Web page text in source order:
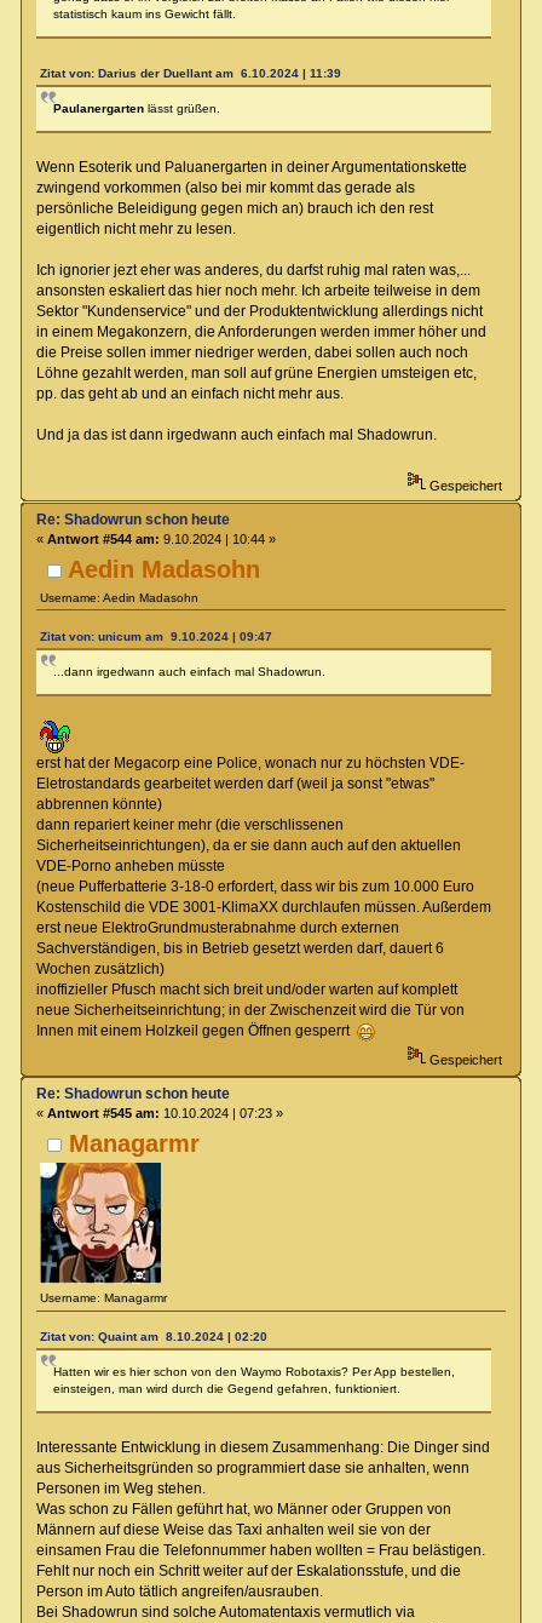
statistisch kaum ins Gewicht fällt.
Zitat von: Darius der Duellant am 6.10.2024 | 11:39
Paulanergartenlässt grüßen.
Wenn Esoterik und Paluanergarten in deiner Argumentationskette
zwingend vorkommen (also bei mir kommt das gerade als
persönliche Beleidigung gegen mich an) brauch ich den rest
eigentlich nicht mehr zu lesen.
Ich ignorier jezt eher was anderes, du darfst ruhig mal raten was,...
ansonsten eskaliert das hier noch mehr. Ich arbeite teilweise in dem
Sektor "Kundenservice" und der Produktentwicklung allerdings nicht
in einem Megakonzern, die Anforderungen werden immer höher und
die Preise sollen immer niedriger werden, dabei sollen auch noch
Löhne gezahlt werden, man soll auf grüne Energien umsteigen etc,
pp. das geht ab und an einfach nicht mehr aus.
Und ja das ist dann irgedwann auch einfach mal Shadowrun.
Gespeichert
Aedin Madasohn
Username: Aedin Madasohn
Re: Shadowrun schon heute
« Antwort #544 am: 9.10.2024 | 10:44 »
Zitat von: unicum am 9.10.2024 | 09:47
...dann irgedwann auch einfach mal Shadowrun.
erst hat der Megacorp eine Police, wonach nur zu höchsten VDE-
Eletrostandards gearbeitet werden darf (weil ja sonst "etwas"
abbrennen könnte)
dann repariert keiner mehr (die verschlissenen
Sicherheitseinrichtungen), da er sie dann auch auf den aktuellen
VDE-Porno anheben müsste
(neue Pufferbatterie 3-18-0 erfordert, dass wir bis zum 10.000 Euro
Kostenschild die VDE 3001-KlimaXX durchlaufen müssen. Außerdem
erst neue ElektroGrundmusterabnahme durch externen
Sachverständigen, bis in Betrieb gesetzt werden darf, dauert 6
Wochen zusätzlich)
inoffizieller Pfusch macht sich breit und/oder warten auf komplett
neue Sicherheitseinrichtung; in der Zwischenzeit wird die Tür von
Innen mit einem Holzkeil gegen Öffnen gesperrt
Gespeichert
Managarmr
Username: Managarmr
Re: Shadowrun schon heute
« Antwort #545 am: 10.10.2024 | 07:23 »
Zitat von: Quaint am 8.10.2024 | 02:20
Hatten wir es hier schon von den Waymo Robotaxis? Per App bestellen,
einsteigen, man wird durch die Gegend gefahren, funktioniert.
Interessante Entwicklung in diesem Zusammenhang: Die Dinger sind
aus Sicherheitsgründen so programmiert dase sie anhalten, wenn
Personen im Weg stehen.
Was schon zu Fällen geführt hat, wo Männer oder Gruppen von
Männern auf diese Weise das Taxi anhalten weil sie von der
einsamen Frau die Telefonnummer haben wollten = Frau belästigen.
Fehlt nur noch ein Schritt weiter auf der Eskalationsstufe, und die
Person im Auto tätlich angreifen/ausrauben.
Bei Shadowrun sind solche Automatentaxis vermutlich via